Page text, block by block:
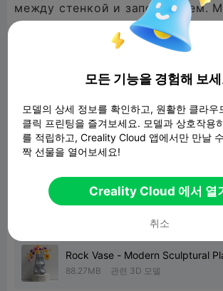
между стенкой и заполнением.
Eryone petg matte режим вазы,
сопло 0,8, скорость 70, ширина
Rock Vase - Modern Sculptural
88.27MB 관련 3D 모델
모든 기능을 경험해 보
모델의 상세 정보를 확인하고, 원활한 클라우
클릭 프린팅을 즐겨보세요. 모델과 상호작용
를 적립하고, Creality Cloud 앱에서만 만날
짝 선물을 열어보세요!
Creality Cloud 에서 열
취소